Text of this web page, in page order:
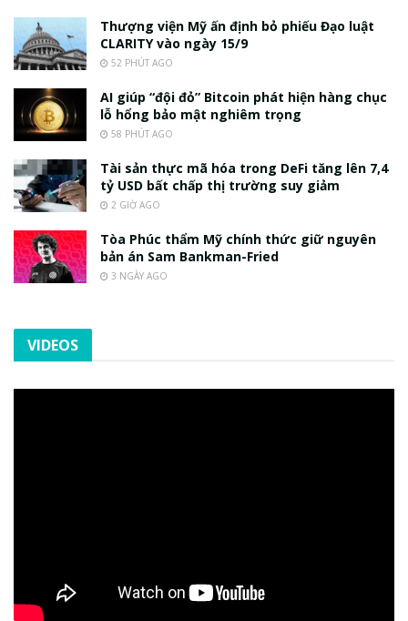
Thượng viện Mỹ ấn định bỏ phiếu Đạo luật
CLARITY vào ngày 15/9
52 PHÚT AGO
AI giúp “đội đỏ” Bitcoin phát hiện hàng chục
lỗ hổng bảo mật nghiêm trọng
58 PHÚT AGO
Tài sản thực mã hóa trong DeFi tăng lên 7,4
tỷ USD bất chấp thị trường suy giảm
2 GIỜ AGO
Tòa Phúc thẩm Mỹ chính thức giữ nguyên
bản án Sam Bankman-Fried
3 NGÀY AGO
VIDEOS